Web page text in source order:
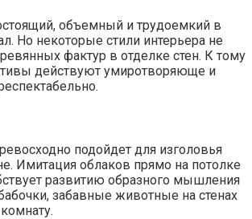
объемный и трудоемкий в
Но некоторые стили интерьера не
фактур в отделке стен. К тому
действуют умиротворяюще и
подойдет для изголовья
Имитация облаков прямо на потолке
развитию образного мышления
забавные животные на стенах